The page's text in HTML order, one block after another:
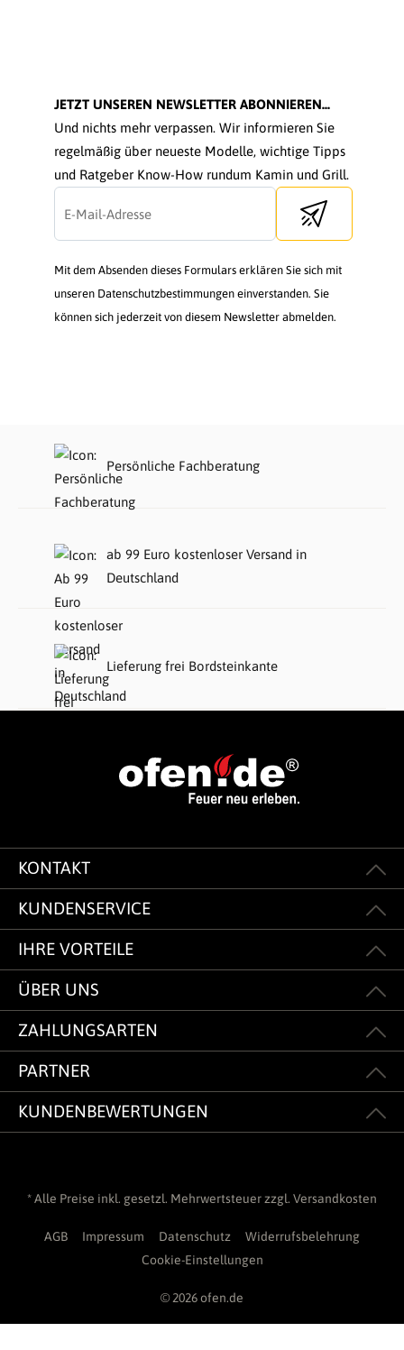
JETZT UNSEREN NEWSLETTER ABONNIEREN...
Und nichts mehr verpassen. Wir informieren Sie
regelmäßig über neueste Modelle, wichtige Tipps
und Ratgeber Know-How rundum Kamin und Grill.
Send newsletter
Mit dem Absenden dieses Formulars erklären Sie sich mit
unseren Datenschutzbestimmungen einverstanden. Sie
können sich jederzeit von diesem Newsletter abmelden.
Persönliche Fachberatung
ab 99 Euro kostenloser Versand in
Deutschland
Lieferung frei Bordsteinkante
KONTAKT
KUNDENSERVICE
IHRE VORTEILE
ÜBER UNS
ZAHLUNGSARTEN
PARTNER
KUNDENBEWERTUNGEN
* Alle Preise inkl. gesetzl. Mehrwertsteuer zzgl. Versandkosten
AGB Impressum Datenschutz
Widerrufsbelehrung
Cookie-Einstellungen
© 2026 ofen.de